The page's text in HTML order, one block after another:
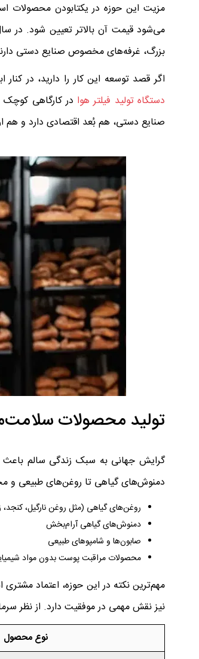
مزیت این حوزه در یکتابودن محصولات
می‌شود قیمت آن بالاتر تعیین شود. در
بزرگ، غرفه‌های مخصوص صنایع دستی
اگر قصد توسعه این کار را دارید، در
دستگاه تولید فیلتر هوا در کارگاهی
صنایع دستی، هم بُعد اقتصادی دارد و هم
تولید محصولات
گرایش جهانی به سبک زندگی سالم باعث
دمنوش‌های گیاهی تا روغن‌های طبیعی و
روغن‌های گیاهی (مثل روغن نارگیل، کنجد،
دمنوش‌های گیاهی آرام‌بخش
صابون‌ها و شامپوهای طبیعی
محصولات مراقبت پوست بدون مواد
مهم‌ترین نکته در این حوزه، اعتماد
نیز نقش مهمی در موفقیت دارد. از نظر
نوع محصول